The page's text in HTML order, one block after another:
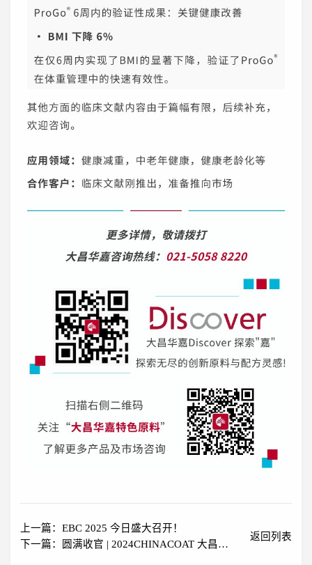
上一篇：EBC 2025 今日盛大召开！
下一篇：圆满收官 | 2024CHINACOAT 大昌华
返回列表